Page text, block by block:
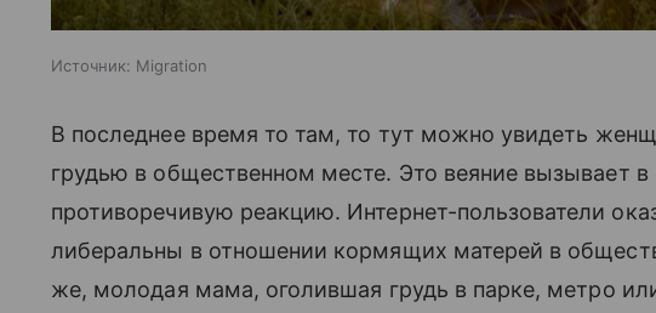
Источник: Migration
В последнее время то там, то тут можно увидеть
грудью в общественном месте. Это веяние вызывает
противоречивую реакцию. Интернет-пользователи
либеральны в отношении кормящих матерей в
же, молодая мама, оголившая грудь в парке, метро